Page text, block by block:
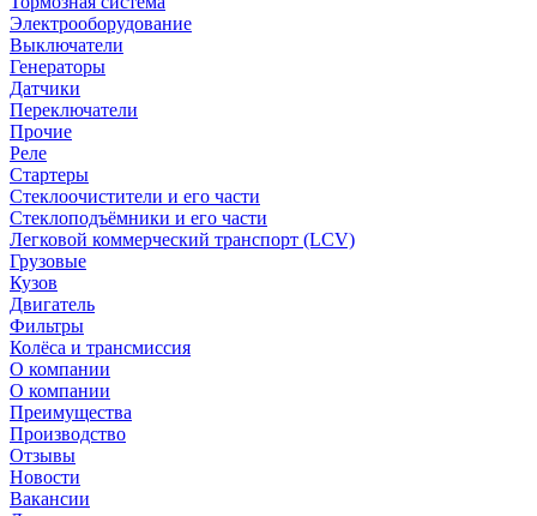
Электрооборудование
Выключатели
Генераторы
Датчики
Переключатели
Прочие
Реле
Стартеры
Стеклоочистители и его части
Стеклоподъёмники и его части
Легковой коммерческий транспорт (LCV)
Грузовые
Кузов
Двигатель
Фильтры
Колёса и трансмиссия
О компании
О компании
Преимущества
Производство
Отзывы
Новости
Вакансии